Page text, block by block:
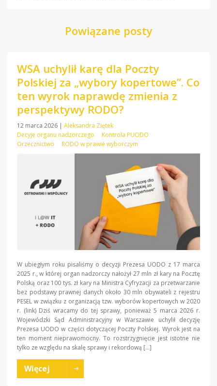
Powiązane posty
WSA uchylił karę dla Poczty
Polskiej za „wybory kopertowe”. Co
ten wyrok naprawdę zmienia z
perspektywy RODO?
12 marca 2026 | Aleksandra Ziętek
Decyje organu nadzorczego
Kontrola PUODO
Orzecznictwo
RODO w prawie wyborczym
W ubiegłym roku pisaliśmy o decyzji Prezesa UODO z 17 marca
2025 r., w której organ nadzorczy nałożył 27 mln zł kary na Pocztę
Polską oraz 100 tys. zł kary na Ministra Cyfryzacji za przetwarzanie
bez podstawy prawnej danych około 30 mln obywateli z rejestru
PESEL w związku z organizacją tzw. wyborów kopertowych w 2020
r. (link) Dziś wracamy do tej sprawy, ponieważ 5 marca 2026 r.
Wojewódzki Sąd Administracyjny w Warszawie uchylił decyzję
Prezesa UODO w części dotyczącej Poczty Polskiej. Wyrok jest na
ten moment nieprawomocny. To rozstrzygnięcie jest istotne nie
tylko ze względu na skalę sprawy i rekordową […]
Więcej